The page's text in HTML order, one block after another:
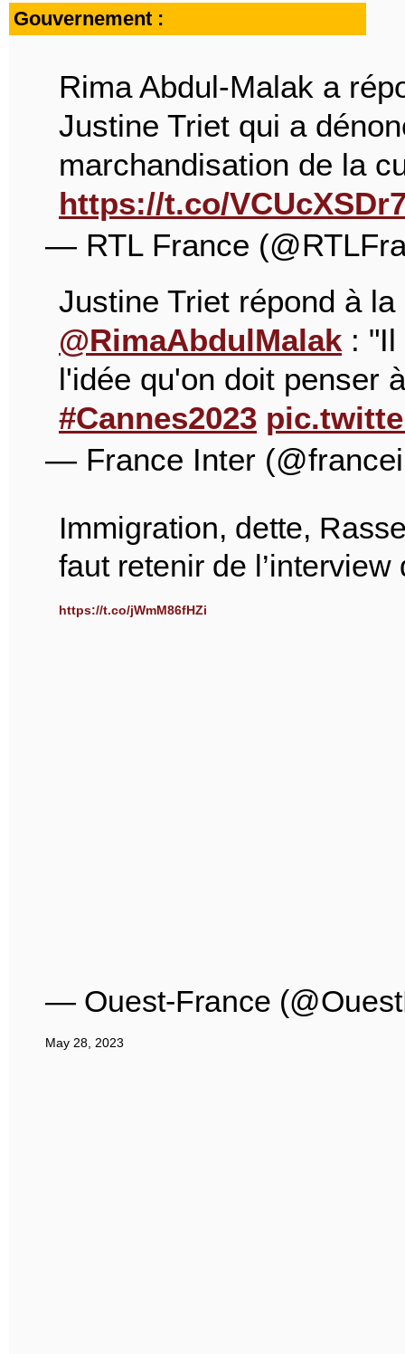
Gouvernement :
Rima Abdul-Malak a
Justine Triet qui a
marchandisation de la
https://t.co/
— RTL France
Justine Triet répond à
@RimaAbdulMalak :
l'idée qu'on doit penser
#Cannes2023
— France Inter
Immigration, dette,
faut retenir de l’interview
https://t.co/jWmM86fHZi
— Ouest-France
May 28, 2023